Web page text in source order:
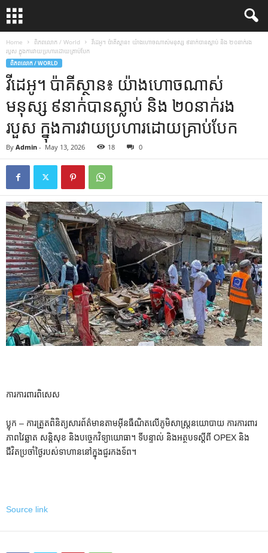
Home ពិភពលោក / World
វីដេអូ។ ប៉ាគីស្ថាន៖ យ៉ាងហោចណាស់មនុស្ស ៩នាក់បានស្លាប់ និង ២០នាក់រង
របួស ក្នុងការវាយប្រហារដោយគ្រាប់បែក
ពិភពលោក / WORLD
វីដេអូ។ ប៉ាគីស្ថាន៖ យ៉ាងហោចណាស់
មនុស្ស ៩នាក់បានស្លាប់ និង ២០នាក់រង
របួស ក្នុងការវាយប្រហារដោយគ្រាប់បែក
By Admin - May 13, 2026 18 0
ការការពារពិសេស
ប្លុក – ការត្រួតពិនិត្យសារព័ត៌មានតាមអ៊ីនធឺណិតលើភូមិសាស្ត្រនយោបាយ ការការពារ
ភាពវៃឆ្លាត សន្តិសុខ និងបច្ចេកវិទ្យាយោធា។ ទីបន្ទាល់ និងអត្ថបទស្តីពី OPEX និង
ជីវិតប្រចាំថ្ងៃរបស់ទាហាននៅក្នុងជួរកងទ័ព។
Source link